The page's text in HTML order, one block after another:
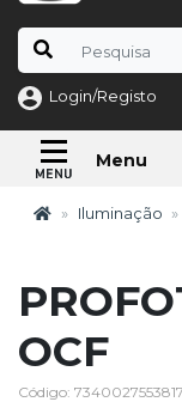
Login/Registo
Menu
Iluminação
OCF
Código: 7340027553817